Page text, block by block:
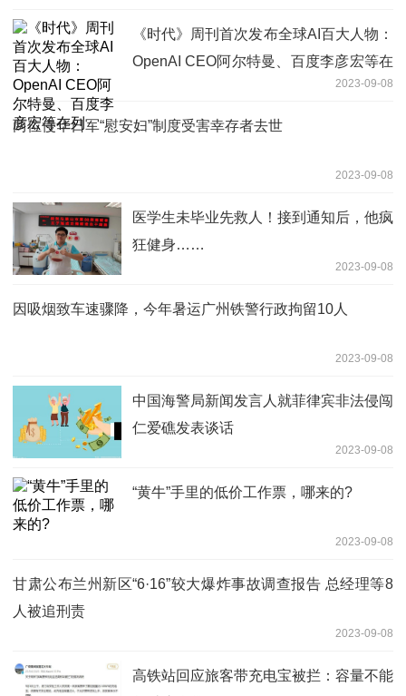
《时代》周刊首次发布全球AI百大人物：
OpenAI CEO阿尔特曼、百度李彦宏等在
2023-09-08
两位侵华日军“慰安妇”制度受害幸存者去世
2023-09-08
医学生未毕业先救人！接到通知后，他疯
狂健身……
2023-09-08
因吸烟致车速骤降，今年暑运广州铁警行政拘留10人
2023-09-08
中国海警局新闻发言人就菲律宾非法侵闯
仁爱礁发表谈话
2023-09-08
“黄牛”手里的低价工作票，哪来的?
2023-09-08
甘肃公布兰州新区“6·16”较大爆炸事故调查报告 总经理等8
人被追刑责
2023-09-08
高铁站回应旅客带充电宝被拦：容量不能